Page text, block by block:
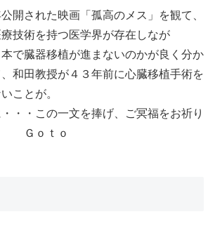
開された映画「孤高のメス」を観て、
技術を持つ医学界が存在しなが
で臓器移植が進まないのかが良く分か
和田教授が４３年前に心臓移植手術を
いことが。
・・この一文を捧げ、ご冥福をお祈り
ｏｔｏ